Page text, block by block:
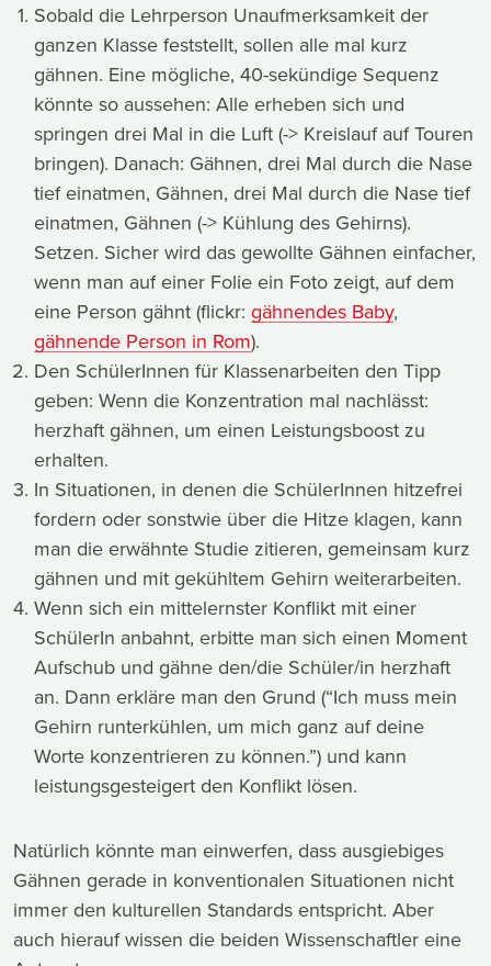
Sobald die Lehrperson Unaufmerksamkeit der
ganzen Klasse feststellt, sollen alle mal kurz
gähnen. Eine mögliche, 40-sekündige Sequenz
könnte so aussehen: Alle erheben sich und
springen drei Mal in die Luft (-> Kreislauf auf Touren
bringen). Danach: Gähnen, drei Mal durch die Nase
tief einatmen, Gähnen, drei Mal durch die Nase tief
einatmen, Gähnen (-> Kühlung des Gehirns).
Setzen. Sicher wird das gewollte Gähnen einfacher,
wenn man auf einer Folie ein Foto zeigt, auf dem
eine Person gähnt (flickr:gähnendes Baby,
gähnende Person in Rom).
Den SchülerInnen für Klassenarbeiten den Tipp
geben: Wenn die Konzentration mal nachlässt:
herzhaft gähnen, um einen Leistungsboost zu
erhalten.
In Situationen, in denen die SchülerInnen hitzefrei
fordern oder sonstwie über die Hitze klagen, kann
man die erwähnte Studie zitieren, gemeinsam kurz
gähnen und mit gekühltem Gehirn weiterarbeiten.
Wenn sich ein mittelernster Konflikt mit einer
SchülerIn anbahnt, erbitte man sich einen Moment
Aufschub und gähne den/die Schüler/in herzhaft
an. Dann erkläre man den Grund (“Ich muss mein
Gehirn runterkühlen, um mich ganz auf deine
Worte konzentrieren zu können.”) und kann
leistungsgesteigert den Konflikt lösen.
Natürlich könnte man einwerfen, dass ausgiebiges
Gähnen gerade in konventionalen Situationen nicht
immer den kulturellen Standards entspricht. Aber
auch hierauf wissen die beiden Wissenschaftler eine